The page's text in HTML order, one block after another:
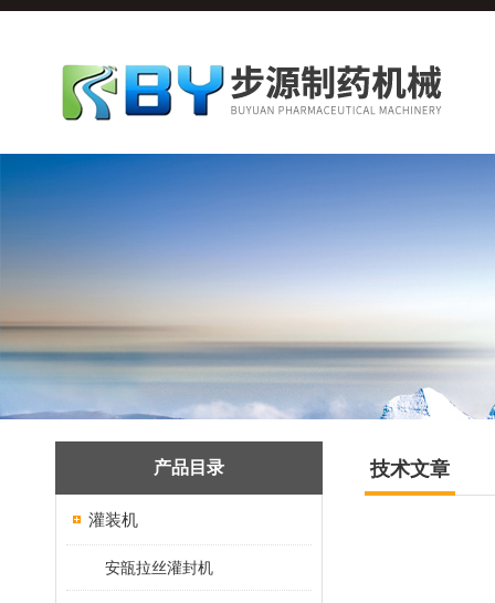
产品目录
灌装机
安瓿拉丝灌封机
技术文章